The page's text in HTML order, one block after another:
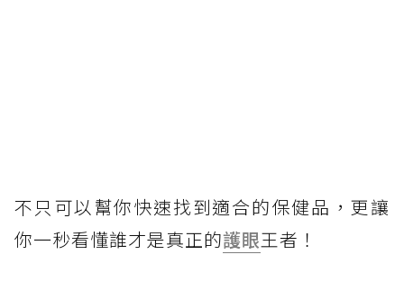
不只可以幫你快速找到適合的保健品，更讓
你一秒看懂誰才是真正的護眼王者！